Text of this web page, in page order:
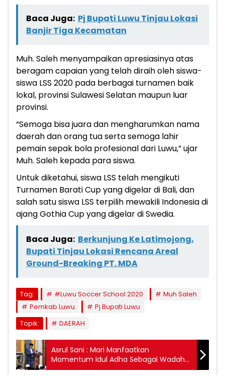
Baca Juga: Pj Bupati Luwu Tinjau Lokasi
Banjir Tiga Kecamatan
Muh. Saleh menyampaikan apresiasinya atas
beragam capaian yang telah diraih oleh siswa-
siswa LSS 2020 pada berbagai turnamen baik
lokal, provinsi Sulawesi Selatan maupun luar
provinsi.
“Semoga bisa juara dan mengharumkan nama
daerah dan orang tua serta semoga lahir
pemain sepak bola profesional dari Luwu,” ujar
Muh. Saleh kepada para siswa.
Untuk diketahui, siswa LSS telah mengikuti
Turnamen Barati Cup yang digelar di Bali, dan
salah satu siswa LSS terpilih mewakili Indonesia di
ajang Gothia Cup yang digelar di Swedia.
Baca Juga: Berkunjung Ke Latimojong,
Bupati Tinjau Lokasi Rencana Areal
Ground-Breaking PT. MDA
Tag: #Luwu Soccer School 2020
Muh Saleh
Pemkab Luwu
Pj Bupati Luwu
Topik:
DAERAH
Asrul Sani : Mari Manfaatkan
Momentum Idul Adha Sebagai Wadah
Perekat Ukhuwah Islamiyah